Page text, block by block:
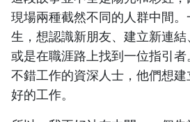
現場兩種截然不同的人群中間
生，想認識新朋友、建立新連結
或是在職涯路上找到一位指引
不錯工作的資深人士，他們想
好的工作。